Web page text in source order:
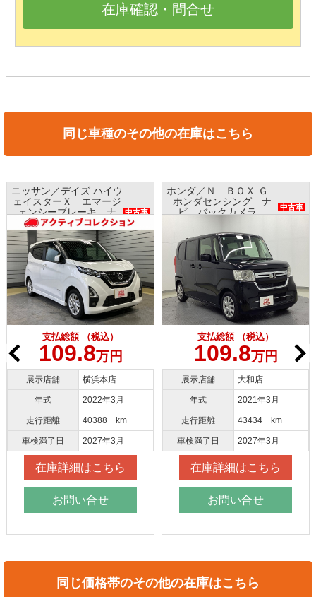
在庫確認・問合せ
同じ車種のその他の在庫はこちら
ニッサン／デイズ ハイウ
ェイスターＸ エマージ
ェンシーブレーキ ナ
ビ アラウンドビューモ
ニター インテリキー
中古車
支払総額 （税込）
109.8万円
展示店舗 横浜本店
年式 2022年3月
走行距離 40388 km
車検満了日 2027年3月
在庫詳細はこちら
お問い合せ
ホンダ／Ｎ ＢＯＸ Ｇ
ホンダセンシング ナ
ビ バックカメラ
中古車
支払総額 （税込）
109.8万円
展示店舗 大和店
年式 2021年3月
走行距離 43434 km
車検満了日 2027年3月
在庫詳細はこちら
お問い合せ
同じ価格帯のその他の在庫はこちら